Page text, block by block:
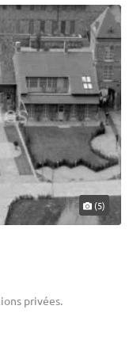
(5)
privées.